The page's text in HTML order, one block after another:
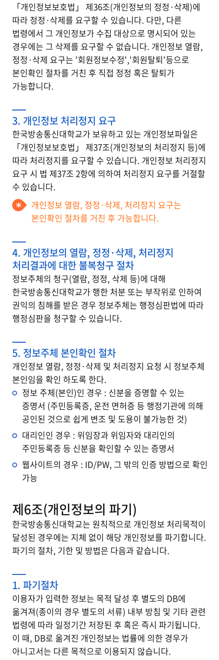
「개인정보보호법」 제36조(개인정보의 정정·삭제)에
따라 정정·삭제를 요구할 수 있습니다. 다만, 다른
법령에서 그 개인정보가 수집 대상으로 명시되어 있는
경우에는 그 삭제를 요구할 수 없습니다. 개인정보 열람,
정정·삭제 요구는 '회원정보수정','회원탈퇴'등으로
본인확인 절차를 거친 후 직접 정정 혹은 탈퇴가
가능합니다.
3. 개인정보 처리정지 요구
한국방송통신대학교가 보유하고 있는 개인정보파일은
「개인정보보호법」 제37조(개인정보의 처리정지 등)에
따라 처리정지를 요구할 수 있습니다. 개인정보 처리정지
요구 시 법 제37조 2항에 의하여 처리정지 요구를 거절할
수 있습니다.
개인정보 열람, 정정·삭제, 처리정지 요구는
본인확인 절차를 거친 후 가능합니다.
4. 개인정보의 열람, 정정·삭제, 처리정지
처리결과에 대한 불복청구 절차
정보주체의 청구(열람, 정정, 삭제 등)에 대해
한국방송통신대학교가 행한 처분 또는 부작위로 인하여
권익의 침해를 받은 경우 정보주체는 행정심판법에 따라
행정심판을 청구할 수 있습니다.
5. 정보주체 본인확인 절차
개인정보 열람, 정정·삭제 및 처리정지 요청 시 정보주체
본인임을 확인 하도록 한다.
정보 주체(본인)인 경우 : 신분을 증명할 수 있는
증명서 (주민등록증, 운전 면허증 등 행정기관에 의해
공인된 것으로 쉽게 변조 및 도용이 불가능한 것)
대리인인 경우 : 위임장과 위임자와 대리인의
주민등록증 등 신분을 확인할 수 있는 증명서
웹사이트의 경우 : ID/PW, 그 밖의 인증 방법으로 확인
가능
제6조(개인정보의 파기)
한국방송통신대학교는 원칙적으로 개인정보 처리목적이
달성된 경우에는 지체 없이 해당 개인정보를 파기합니다.
파기의 절차, 기한 및 방법은 다음과 같습니다.
1. 파기절차
이용자가 입력한 정보는 목적 달성 후 별도의 DB에
옮겨져(종이의 경우 별도의 서류) 내부 방침 및 기타 관련
법령에 따라 일정기간 저장된 후 혹은 즉시 파기됩니다.
이 때, DB로 옮겨진 개인정보는 법률에 의한 경우가
아니고서는 다른 목적으로 이용되지 않습니다.